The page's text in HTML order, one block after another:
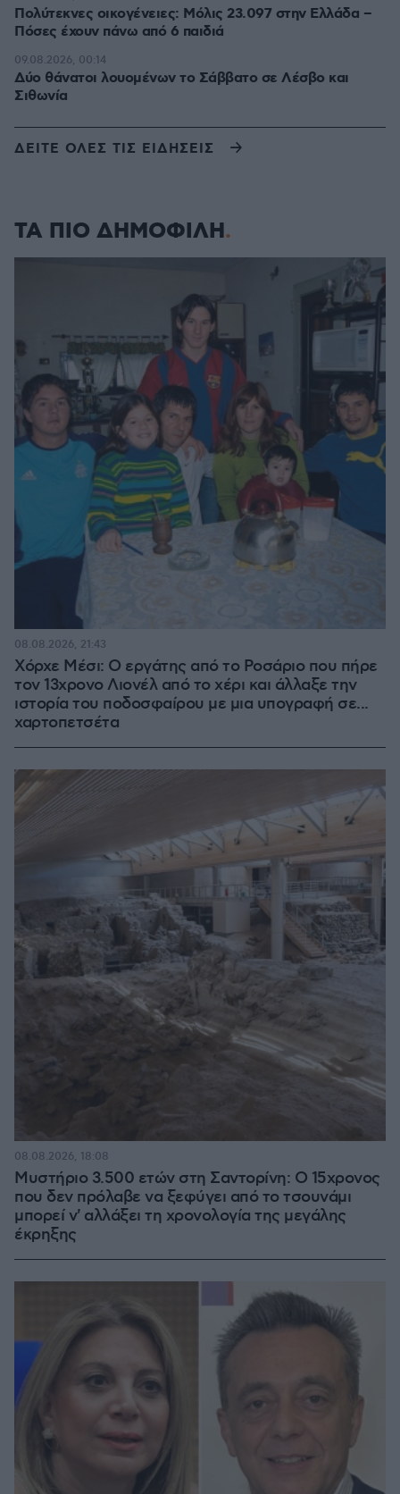
Πολύτεκνες οικογένειες: Μόλις 23.097 στην Ελλάδα –
Πόσες έχουν πάνω από 6 παιδιά
Δύο θάνατοι λουομένων το Σάββατο σε Λέσβο και
Σιθωνία
09.08.2026, 00:14
ΔΕΙΤΕ ΟΛΕΣ ΤΙΣ ΕΙΔΗΣΕΙΣ
ΤΑ ΠΙΟ ΔΗΜΟΦΙΛΗ
Χόρχε Μέσι: Ο εργάτης από το Ροσάριο που πήρε
τον 13χρονο Λιονέλ από το χέρι και άλλαξε την
ιστορία του ποδοσφαίρου με μια υπογραφή σε...
χαρτοπετσέτα
08.08.2026, 21:43
Μυστήριο 3.500 ετών στη Σαντορίνη: Ο 15χρονος
που δεν πρόλαβε να ξεφύγει από το τσουνάμι
μπορεί ν' αλλάξει τη χρονολογία της μεγάλης
έκρηξης
08.08.2026, 18:08